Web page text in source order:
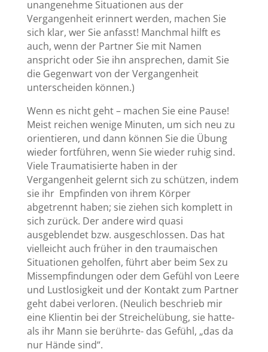
unangenehme Situationen aus der
Vergangenheit erinnert werden, machen Sie
sich klar, wer Sie anfasst! Manchmal hilft es
auch, wenn der Partner Sie mit Namen
anspricht oder Sie ihn ansprechen, damit Sie
die Gegenwart von der Vergangenheit
unterscheiden können.)
Wenn es nicht geht – machen Sie eine Pause!
Meist reichen wenige Minuten, um sich neu zu
orientieren, und dann können Sie die Übung
wieder fortführen, wenn Sie wieder ruhig sind.
Viele Traumatisierte haben in der
Vergangenheit gelernt sich zu schützen, indem
sie ihr Empfinden von ihrem Körper
abgetrennt haben; sie ziehen sich komplett in
sich zurück. Der andere wird quasi
ausgeblendet bzw. ausgeschlossen. Das hat
vielleicht auch früher in den traumaischen
Situationen geholfen, führt aber beim Sex zu
Missempfindungen oder dem Gefühl von Leere
und Lustlosigkeit und der Kontakt zum Partner
geht dabei verloren. (Neulich beschrieb mir
eine Klientin bei der Streichelübung, sie hatte-
als ihr Mann sie berührte- das Gefühl, „das da
nur Hände sind“.